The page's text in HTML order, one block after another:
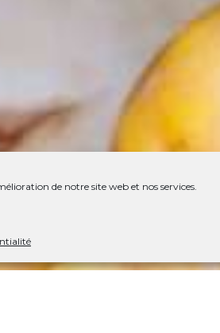
de notre site web et nos services.